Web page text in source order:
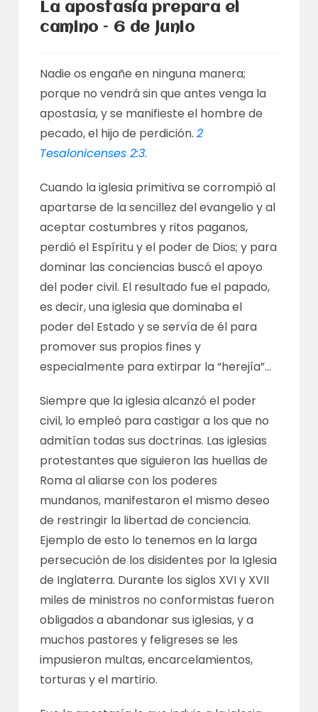
La apostasía prepara el
camino – 6 de junio
Nadie os engañe en ninguna manera;
porque no vendrá sin que antes venga la
apostasía, y se manifieste el hombre de
pecado, el hijo de perdición.2
Tesalonicenses 2:3.
Cuando la iglesia primitiva se corrompió al
apartarse de la sencillez del evangelio y al
aceptar costumbres y ritos paganos,
perdió el Espíritu y el poder de Dios; y para
dominar las conciencias buscó el apoyo
del poder civil. El resultado fue el papado,
es decir, una iglesia que dominaba el
poder del Estado y se servía de él para
promover sus propios fines y
especialmente para extirpar la “herejía”…
Siempre que la iglesia alcanzó el poder
civil, lo empleó para castigar a los que no
admitían todas sus doctrinas. Las iglesias
protestantes que siguieron las huellas de
Roma al aliarse con los poderes
mundanos, manifestaron el mismo deseo
de restringir la libertad de conciencia.
Ejemplo de esto lo tenemos en la larga
persecución de los disidentes por la Iglesia
de Inglaterra. Durante los siglos XVI y XVII
miles de ministros no conformistas fueron
obligados a abandonar sus iglesias, y a
muchos pastores y feligreses se les
impusieron multas, encarcelamientos,
torturas y el martirio.